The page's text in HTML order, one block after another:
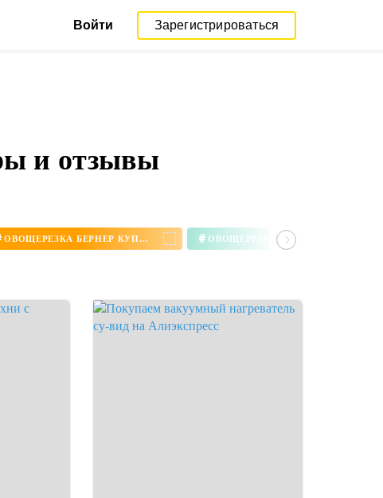
Войти Зарегистрироваться
и отзывы
ОВОЩЕРЕЗКА БЕРНЕР КУПИТЬ #